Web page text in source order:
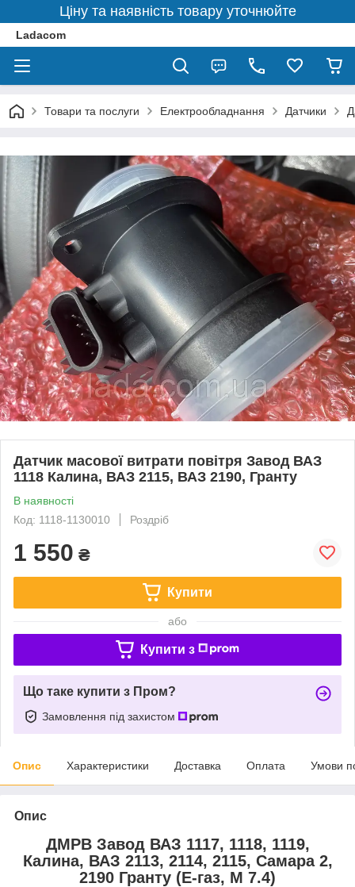
Ціну та наявність товару уточнюйте
Ladacom
Товари та послуги Електрообладнання Датчики
Датчик масової витрати повітря Завод ВАЗ
1118 Калина, ВАЗ 2115, ВАЗ 2190, Гранту
В наявності
Код: 1118-1130010
Роздріб
1 550 ₴
Купити
або
Купити з
Що таке купити з Пром?
Замовлення під захистом
Опис Характеристики Доставка Оплата Умови
Опис
ДМРВ Завод ВАЗ 1117, 1118, 1119,
Калина, ВАЗ 2113, 2114, 2115, Самара 2,
2190 Гранту (Е-газ, М 7.4)